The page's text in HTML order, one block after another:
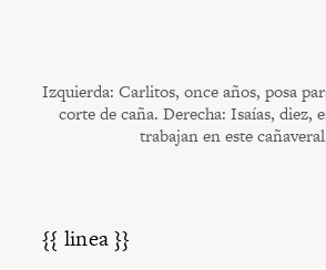
Izquierda: Carlitos, once años, posa
corte de caña. Derecha: Isaías, diez,
trabajan en este
{{ linea }}